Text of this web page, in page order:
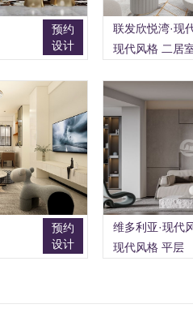
预约
设计
联发欣悦湾·现
现代风格 二居
预约
设计
维多利亚·现代
现代风格 平层